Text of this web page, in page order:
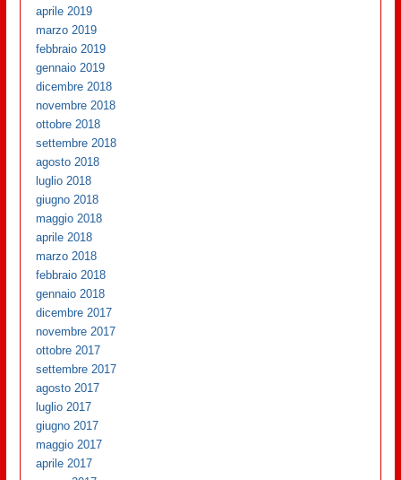
aprile 2019
marzo 2019
febbraio 2019
gennaio 2019
dicembre 2018
novembre 2018
ottobre 2018
settembre 2018
agosto 2018
luglio 2018
giugno 2018
maggio 2018
aprile 2018
marzo 2018
febbraio 2018
gennaio 2018
dicembre 2017
novembre 2017
ottobre 2017
settembre 2017
agosto 2017
luglio 2017
giugno 2017
maggio 2017
aprile 2017